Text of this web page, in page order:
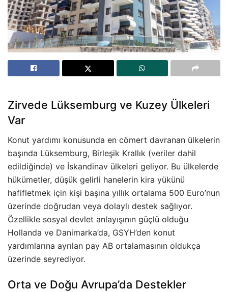
Zirvede Lüksemburg ve Kuzey Ülkeleri
Var
Konut yardımı konusunda en cömert davranan ülkelerin
başında Lüksemburg, Birleşik Krallık (veriler dahil
edildiğinde) ve İskandinav ülkeleri geliyor. Bu ülkelerde
hükümetler, düşük gelirli hanelerin kira yükünü
hafifletmek için kişi başına yıllık ortalama 500 Euro’nun
üzerinde doğrudan veya dolaylı destek sağlıyor.
Özellikle sosyal devlet anlayışının güçlü olduğu
Hollanda ve Danimarka’da, GSYH’den konut
yardımlarına ayrılan pay AB ortalamasının oldukça
üzerinde seyrediyor.
Orta ve Doğu Avrupa’da Destekler